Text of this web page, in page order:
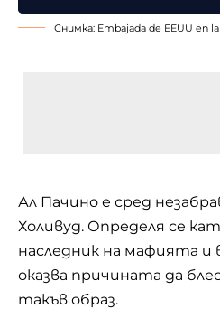
Снимка: Embajada de EEUU en
Ал Пачино е сред
Холивуд. Определя се
наследник на мафията и
оказва причината да
такъв образ.